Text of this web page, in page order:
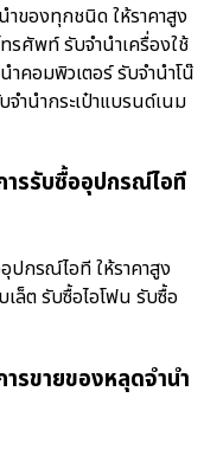
ำของทุกชนิด ให้ราคาสูง
รศัพท์ รับจำนำเครื่องใช้
ำคอมพิวเตอร์ รับจำนำโน๊
ำนำกระเป๋าแบรนด์เนม
ารรับซื้ออุปกรณ์ไอที
ปกรณ์ไอที ให้ราคาสูง
ล็ต รับซื้อไอโฟน รับซื้อ
รขายของหลุดจำนำ